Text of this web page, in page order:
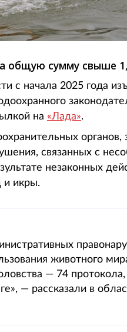
общую сумму свыше
с начала 2025 года
на «Лада».
органов,
связанных с
незаконных
и икры.
животного
— 74
— рассказали в